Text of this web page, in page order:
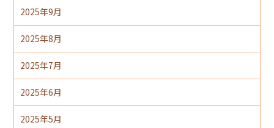
2025年9月
2025年8月
2025年7月
2025年6月
2025年5月